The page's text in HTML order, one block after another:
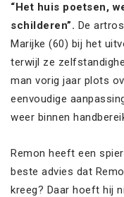
“Het huis poetsen,
schilderen”. De
Marijke (60) bij het
terwijl ze
man vorig jaar plots
eenvoudige
weer binnen
Remon heeft een
beste advies dat
kreeg? Daar hoeft hij